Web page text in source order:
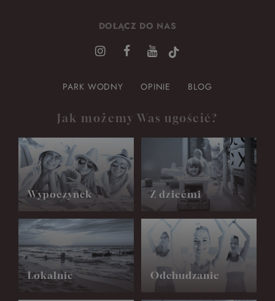
DOŁĄCZ DO NAS
PARK WODNY OPINIE BLOG
Jak możemy Was ugościć?
Wypoczynek Z dziećmi
Lokalnie Odchudzanie